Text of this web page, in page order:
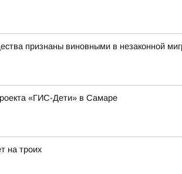
признаны виновными в незаконной
«ГИС-Дети» в Самаре
на троих